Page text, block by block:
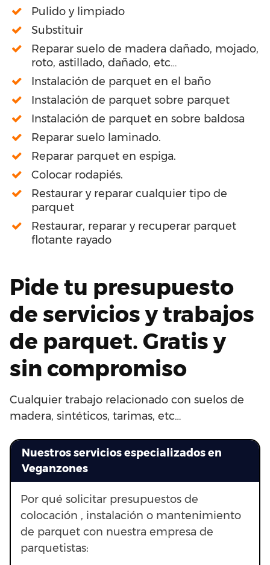
Pulido y limpiado
Substituir
Reparar suelo de madera dañado, mojado,
roto, astillado, dañado, etc…
Instalación de parquet en el baño
Instalación de parquet sobre parquet
Instalación de parquet en sobre baldosa
Reparar suelo laminado.
Reparar parquet en espiga.
Colocar rodapiés.
Restaurar y reparar cualquier tipo de
parquet
Restaurar, reparar y recuperar parquet
flotante rayado
Pide tu presupuesto
de servicios y trabajos
de parquet. Gratis y
sin compromiso
Cualquier trabajo relacionado con suelos de
madera, sintéticos, tarimas, etc…
Nuestros servicios especializados en
Veganzones
Por qué solicitar presupuestos de
colocación , instalación o mantenimiento
de parquet con nuestra empresa de
parquetistas: